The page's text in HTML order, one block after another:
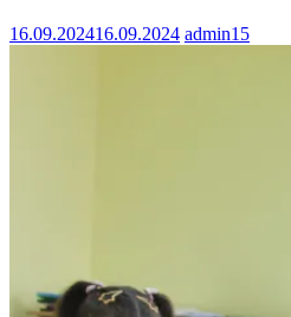
16.09.202416.09.2024 admin15